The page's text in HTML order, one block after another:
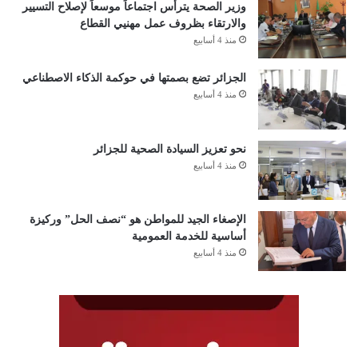
وزير الصحة يترأس اجتماعاً موسعاً لإصلاح التسيير
والارتقاء بظروف عمل مهنيي القطاع
منذ 4 أسابيع
الجزائر تضع بصمتها في حوكمة الذكاء الاصطناعي
منذ 4 أسابيع
نحو تعزيز السيادة الصحية للجزائر
منذ 4 أسابيع
الإصغاء الجيد للمواطن هو “نصف الحل” وركيزة
أساسية للخدمة العمومية
منذ 4 أسابيع